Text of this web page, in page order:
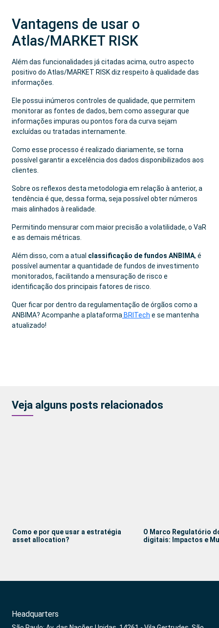
Vantagens de usar o
Atlas/MARKET RISK
Além das funcionalidades já citadas acima, outro aspecto
positivo do Atlas/MARKET RISK diz respeito à qualidade das
informações.
Ele possui inúmeros controles de qualidade, que permitem
monitorar as fontes de dados, bem como assegurar que
informações impuras ou pontos fora da curva sejam
excluídas ou tratadas internamente.
Como esse processo é realizado diariamente, se torna
possível garantir a excelência dos dados disponibilizados aos
clientes.
Sobre os reflexos desta metodologia em relação à anterior, a
tendência é que, dessa forma, seja possível obter números
mais alinhados à realidade.
Permitindo mensurar com maior precisão a volatilidade, o VaR
e as demais métricas.
Além disso, com a atual classificação de fundos ANBIMA, é
possível aumentar a quantidade de fundos de investimento
monitorados, facilitando a mensuração de risco e
identificação dos principais fatores de risco.
Quer ficar por dentro da regulamentação de órgãos como a
ANBIMA? Acompanhe a plataforma BRITech e se mantenha
atualizado!
Veja alguns posts relacionados
Como e por que usar a estratégia
asset allocation?
O Marco Regulatório
digitais: Impactos e
Headquarters